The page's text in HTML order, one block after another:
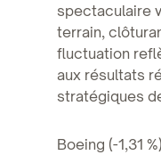
spectaculaire
terrain,
fluctuation
aux résultats
stratégiques
Boeing (-1,31